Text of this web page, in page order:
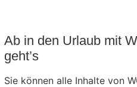
Ab in den Urlaub mit
geht’s
Sie können alle Inhalte von